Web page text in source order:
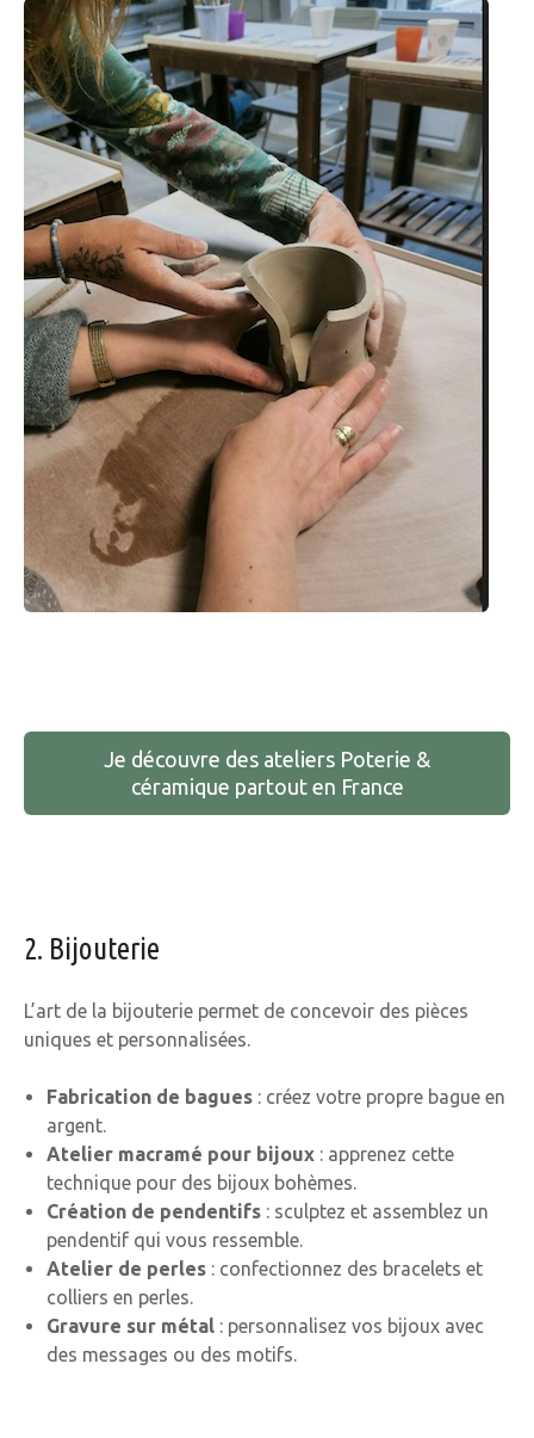
Je découvre des ateliers Poterie &
céramique partout en France
2. Bijouterie
L’art de la bijouterie permet de concevoir des pièces
uniques et personnalisées.
Fabrication de bagues : créez votre propre bague en
argent.
Atelier macramé pour bijoux : apprenez cette
technique pour des bijoux bohèmes.
Création de pendentifs : sculptez et assemblez un
pendentif qui vous ressemble.
Atelier de perles : confectionnez des bracelets et
colliers en perles.
Gravure sur métal : personnalisez vos bijoux avec
des messages ou des motifs.